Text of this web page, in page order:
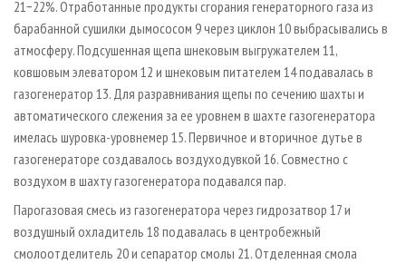
21−22%. Отработанные продукты сгорания генераторного газа из
барабанной сушилки дымососом 9 через циклон 10 выбрасывались в
атмосферу. Подсушенная щепа шнековым выгружателем 11,
ковшовым элеватором 12 и шнековым питателем 14 подавалась в
газогенератор 13. Для разравнивания щепы по сечению шахты и
автоматического слежения за ее уровнем в шахте газогенератора
имелась шуровка-уровнемер 15. Первичное и вторичное дутье в
газогенераторе создавалось воздуходувкой 16. Совместно с
воздухом в шахту газогенератора подавался пар.
Парогазовая смесь из газогенератора через гидрозатвор 17 и
воздушный охладитель 18 подавалась в центробежный
смолоотделитель 20 и сепаратор смолы 21. Отделенная смола